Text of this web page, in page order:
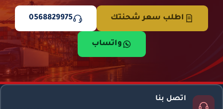
اطلب سعر شحنتك 0568829975
واتساب
اتصل بنا